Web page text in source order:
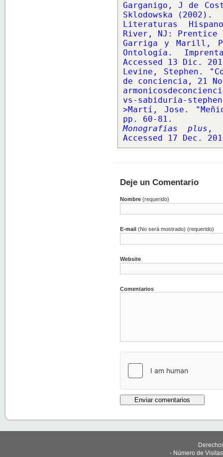
Garganigo, J de
Sklodowska (2002).
Literaturas
River, NJ: Prentice
Garriga y Marill,
Ontología.
Accessed 13 Dic.
Levine, Stephen.
de conciencia, 21
vs-sabiduria-
>Martí, Jose.
Monografias plus ,
Accessed 17 Dec.
Deje un Comentario
Nombre(requerido)
E-mail (No será mostrado) (requerido)
Website
Comentarios
- Número de